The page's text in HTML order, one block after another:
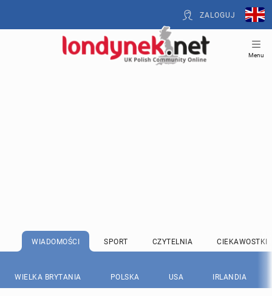
ZALOGUJ
Menu
WIADOMOŚCI SPORT CZYTELNIA CIEKAWOSTKI
WIELKA BRYTANIA POLSKA USA IRLANDIA